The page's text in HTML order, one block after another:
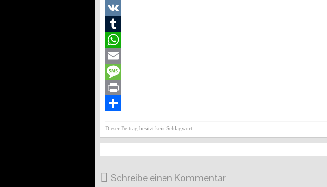
Twitter
VK
Tumblr
WhatsApp
Email
Message
Print
Dieser Beitrag besitzt kein Schlagwort
Schreibe einen Kommentar